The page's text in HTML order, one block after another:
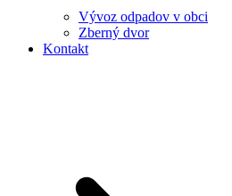
Vývoz odpadov v obci
Zberný dvor
Kontakt